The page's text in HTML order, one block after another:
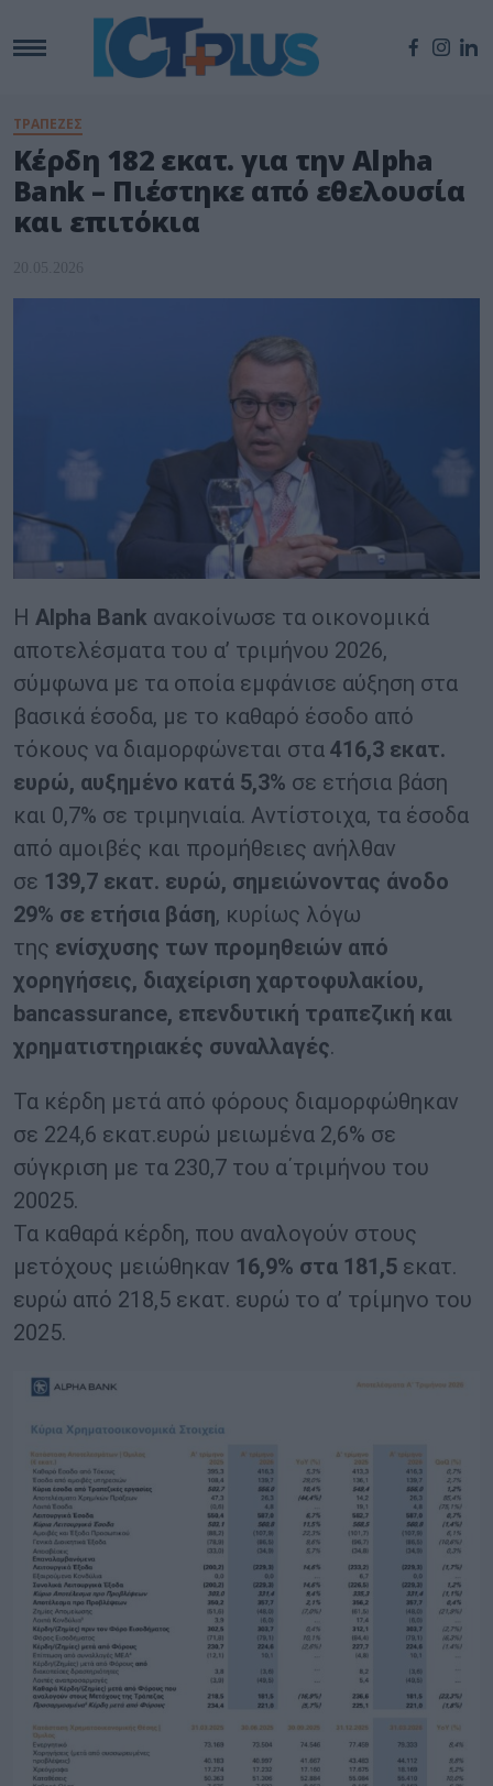
ΤΡΑΠΕΖΕΣ
Κέρδη 182 εκατ. για την Alpha
Bank – Πιέστηκε από εθελουσία
και επιτόκια
20.05.2026
Η Alpha Bank ανακοίνωσε τα οικονομικά
αποτελέσματα του α’ τριμήνου 2026,
σύμφωνα με τα οποία εμφάνισε αύξηση στα
βασικά έσοδα, με το καθαρό έσοδο από
τόκους να διαμορφώνεται στα 416,3 εκατ.
ευρώ, αυξημένο κατά 5,3% σε ετήσια βάση
και 0,7% σε τριμηνιαία. Αντίστοιχα, τα έσοδα
από αμοιβές και προμήθειες ανήλθαν
σε 139,7 εκατ. ευρώ, σημειώνοντας άνοδο
29% σε ετήσια βάση, κυρίως λόγω
της ενίσχυσης των προμηθειών από
χορηγήσεις, διαχείριση χαρτοφυλακίου,
bancassurance, επενδυτική τραπεζική και
χρηματιστηριακές συναλλαγές.
Τα κέρδη μετά από φόρους διαμορφώθηκαν
σε 224,6 εκατ.ευρώ μειωμένα 2,6% σε
σύγκριση με τα 230,7 του α΄τριμήνου του
20025.
Τα καθαρά κέρδη, που αναλογούν στους
μετόχους μειώθηκαν 16,9% στα 181,5 εκατ.
ευρώ από 218,5 εκατ. ευρώ το α’ τρίμηνο του
2025.